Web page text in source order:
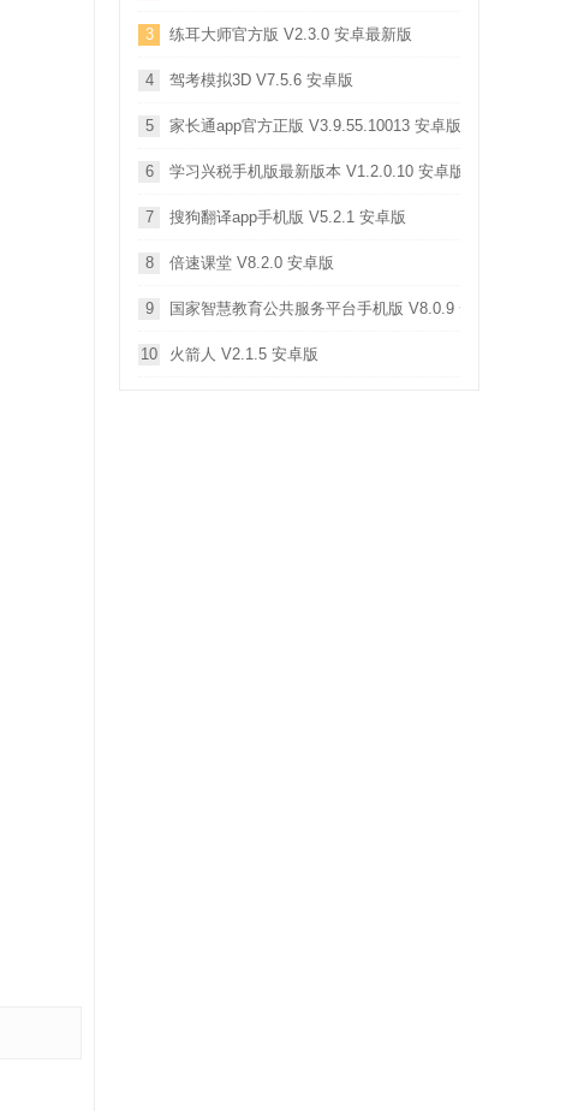
3 练耳大师官方版 V2.3.0 安卓最新版
4 驾考模拟3D V7.5.6 安卓版
5 家长通app官方正版 V3.9.55.10013 安卓版
6 学习兴税手机版最新版本 V1.2.0.10 安卓版
7 搜狗翻译app手机版 V5.2.1 安卓版
8 倍速课堂 V8.2.0 安卓版
9 国家智慧教育公共服务平台手机版 V8.0.9 安卓版
10 火箭人 V2.1.5 安卓版